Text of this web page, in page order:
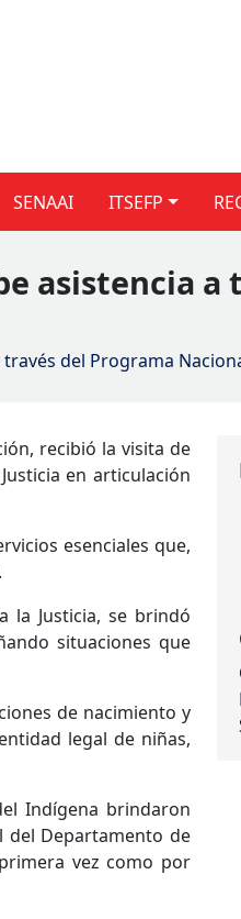
SENAAI ITSEFP
asistencia a
del Programa
recibió la visita de
en articulación
esenciales que,
la Justicia, se brindó
situaciones que
de nacimiento y
legal de niñas,
Indígena brindaron
del Departamento de
vez como por